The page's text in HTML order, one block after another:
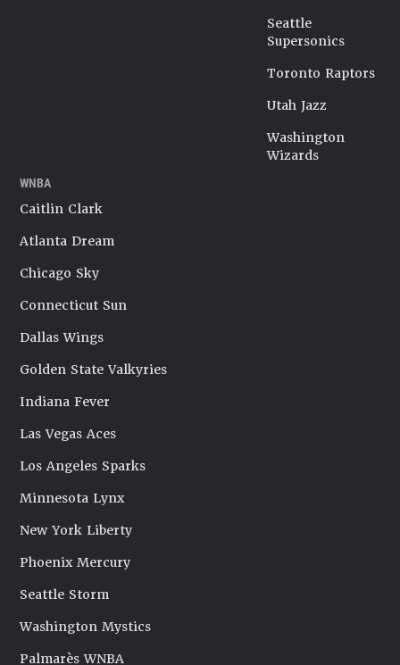
Seattle
Supersonics
Toronto Raptors
Utah Jazz
Washington
Wizards
WNBA
Caitlin Clark
Atlanta Dream
Chicago Sky
Connecticut Sun
Dallas Wings
Golden State Valkyries
Indiana Fever
Las Vegas Aces
Los Angeles Sparks
Minnesota Lynx
New York Liberty
Phoenix Mercury
Seattle Storm
Washington Mystics
Palmarès WNBA